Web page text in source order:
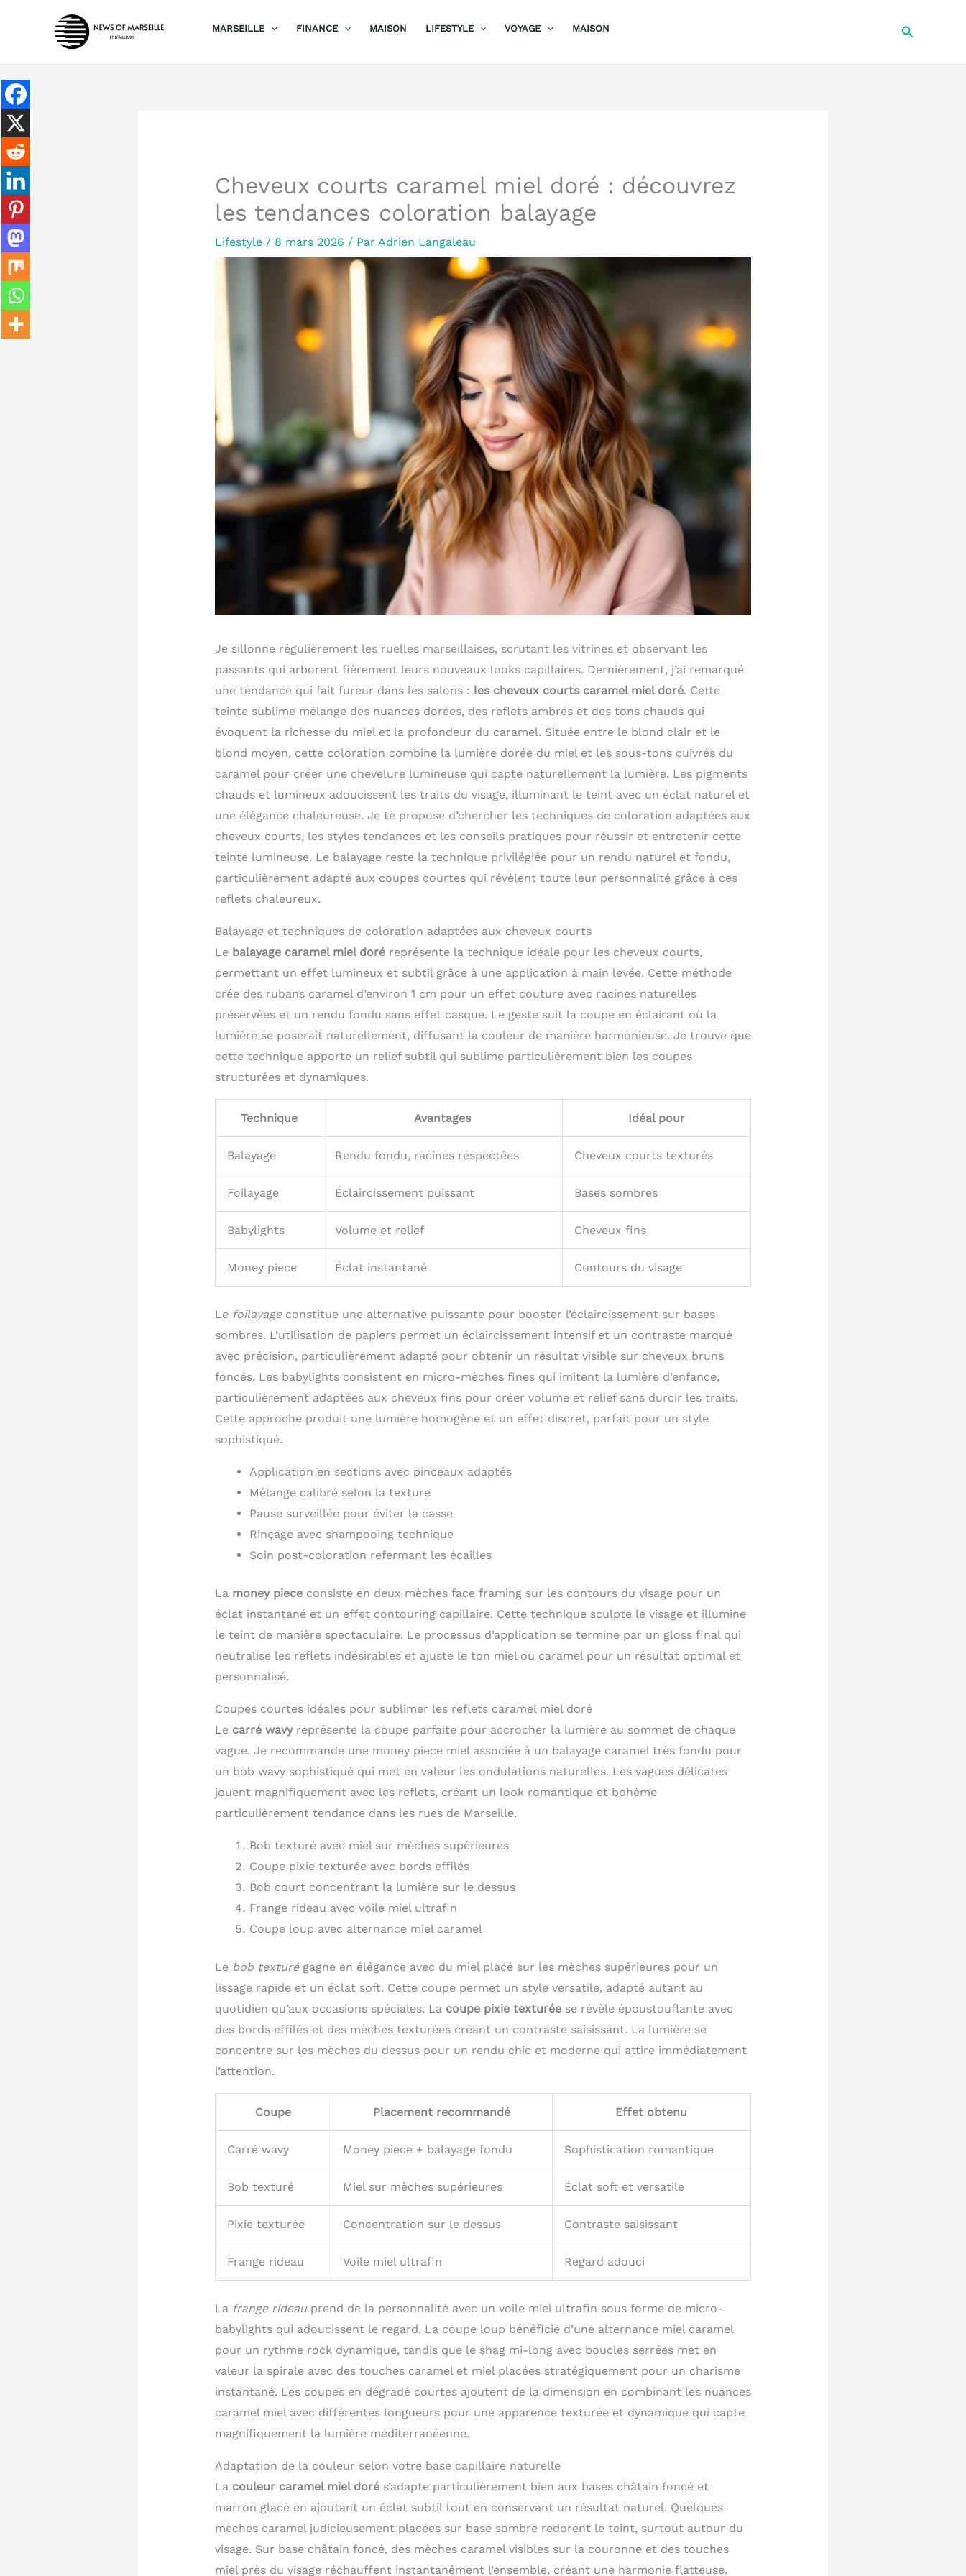
MARSEILLE FINANCE MAISON LIFESTYLE VOYAGE MAISON
Cheveux courts caramel miel doré : découvrez
les tendances coloration balayage
Lifestyle/ 8 mars 2026 / Par Adrien Langaleau
Je sillonne régulièrement les ruelles marseillaises, scrutant les vitrines et observant les
passants qui arborent fièrement leurs nouveaux looks capillaires. Dernièrement, j’ai remarqué
une tendance qui fait fureur dans les salons : les cheveux courts caramel miel doré. Cette
teinte sublime mélange des nuances dorées, des reflets ambrés et des tons chauds qui
évoquent la richesse du miel et la profondeur du caramel. Située entre le blond clair et le
blond moyen, cette coloration combine la lumière dorée du miel et les sous-tons cuivrés du
caramel pour créer une chevelure lumineuse qui capte naturellement la lumière. Les pigments
chauds et lumineux adoucissent les traits du visage, illuminant le teint avec un éclat naturel et
une élégance chaleureuse. Je te propose d’chercher les techniques de coloration adaptées aux
cheveux courts, les styles tendances et les conseils pratiques pour réussir et entretenir cette
teinte lumineuse. Le balayage reste la technique privilégiée pour un rendu naturel et fondu,
particulièrement adapté aux coupes courtes qui révèlent toute leur personnalité grâce à ces
reflets chaleureux.
Balayage et techniques de coloration adaptées aux cheveux courts
Le balayage caramel miel doréreprésente la technique idéale pour les cheveux courts,
permettant un effet lumineux et subtil grâce à une application à main levée. Cette méthode
crée des rubans caramel d’environ 1 cm pour un effet couture avec racines naturelles
préservées et un rendu fondu sans effet casque. Le geste suit la coupe en éclairant où la
lumière se poserait naturellement, diffusant la couleur de manière harmonieuse. Je trouve que
cette technique apporte un relief subtil qui sublime particulièrement bien les coupes
structurées et dynamiques.
Technique Avantages Idéal pour
Balayage Rendu fondu, racines respectées Cheveux courts texturés
Foilayage Éclaircissement puissant Bases sombres
Babylights Volume et relief Cheveux fins
Money piece Éclat instantané Contours du visage
Le foilayageconstitue une alternative puissante pour booster l’éclaircissement sur bases
sombres. L’utilisation de papiers permet un éclaircissement intensif et un contraste marqué
avec précision, particulièrement adapté pour obtenir un résultat visible sur cheveux bruns
foncés. Les babylights consistent en micro-mèches fines qui imitent la lumière d’enfance,
particulièrement adaptées aux cheveux fins pour créer volume et relief sans durcir les traits.
Cette approche produit une lumière homogène et un effet discret, parfait pour un style
sophistiqué.
Application en sections avec pinceaux adaptés
Mélange calibré selon la texture
Pause surveillée pour éviter la casse
Rinçage avec shampooing technique
Soin post-coloration refermant les écailles
La money piececonsiste en deux mèches face framing sur les contours du visage pour un
éclat instantané et un effet contouring capillaire. Cette technique sculpte le visage et illumine
le teint de manière spectaculaire. Le processus d’application se termine par un gloss final qui
neutralise les reflets indésirables et ajuste le ton miel ou caramel pour un résultat optimal et
personnalisé.
Coupes courtes idéales pour sublimer les reflets caramel miel doré
Le carré wavyreprésente la coupe parfaite pour accrocher la lumière au sommet de chaque
vague. Je recommande une money piece miel associée à un balayage caramel très fondu pour
un bob wavy sophistiqué qui met en valeur les ondulations naturelles. Les vagues délicates
jouent magnifiquement avec les reflets, créant un look romantique et bohème
particulièrement tendance dans les rues de Marseille.
Bob texturé avec miel sur mèches supérieures
Coupe pixie texturée avec bords effilés
Bob court concentrant la lumière sur le dessus
Frange rideau avec voile miel ultrafin
Coupe loup avec alternance miel caramel
Le bob texturégagne en élégance avec du miel placé sur les mèches supérieures pour un
lissage rapide et un éclat soft. Cette coupe permet un style versatile, adapté autant au
quotidien qu’aux occasions spéciales. La coupe pixie texturéese révèle époustouflante avec
des bords effilés et des mèches texturées créant un contraste saisissant. La lumière se
concentre sur les mèches du dessus pour un rendu chic et moderne qui attire immédiatement
l’attention.
Coupe Placement recommandé Effet obtenu
Carré wavy Money piece + balayage fondu Sophistication romantique
Bob texturé Miel sur mèches supérieures Éclat soft et versatile
Pixie texturée Concentration sur le dessus Contraste saisissant
Frange rideau Voile miel ultrafin Regard adouci
La frange rideauprend de la personnalité avec un voile miel ultrafin sous forme de micro-
babylights qui adoucissent le regard. La coupe loup bénéficie d’une alternance miel caramel
pour un rythme rock dynamique, tandis que le shag mi-long avec boucles serrées met en
valeur la spirale avec des touches caramel et miel placées stratégiquement pour un charisme
instantané. Les coupes en dégradé courtes ajoutent de la dimension en combinant les nuances
caramel miel avec différentes longueurs pour une apparence texturée et dynamique qui capte
magnifiquement la lumière méditerranéenne.
Adaptation de la couleur selon votre base capillaire naturelle
La couleur caramel miel dorés’adapte particulièrement bien aux bases châtain foncé et
marron glacé en ajoutant un éclat subtil tout en conservant un résultat naturel. Quelques
mèches caramel judicieusement placées sur base sombre redorent le teint, surtout autour du
visage. Sur base châtain foncé, des mèches caramel visibles sur la couronne et des touches
miel près du visage réchauffent instantanément l’ensemble, créant une harmonie flatteuse.